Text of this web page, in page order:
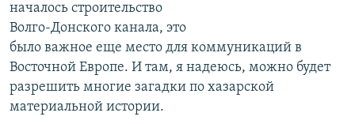
началось строительство
Волго-Донского канала, это
было важное еще место для коммуникаций в
Восточной Европе. И там, я надеюсь, можно будет
разрешить многие загадки по хазарской
материальной истории.